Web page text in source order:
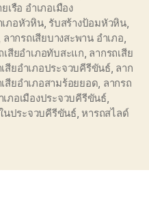
เรือ อำเภอเมือง
เภอหัวหิน, รับสร้างป้อมหัวหิน,
ลากรถเสียบางสะพาน อำเภอ
เสียอำเภอทับสะแก ลากรถเสีย
สียอำเภอประจวบคีรีขันธ์, ลาก
สียอำเภอสามร้อยยอด ลากรถ
เภอเมืองประจวบคีรีขันธ์,
นประจวบคีรีขันธ์,หารถสไลด์